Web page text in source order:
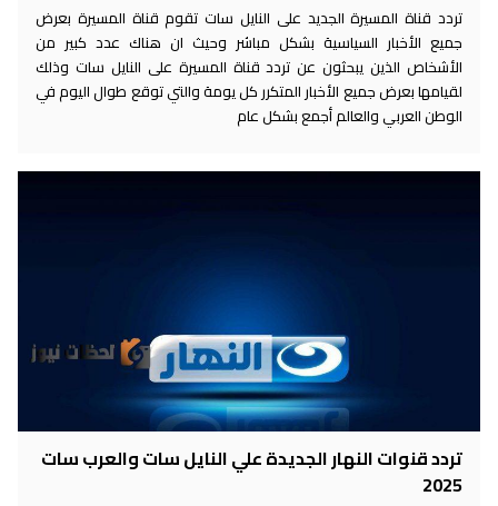
تردد قناة المسيرة الجديد على النايل سات تقوم قناة المسيرة بعرض
جميع الأخبار السياسية بشكل مباشر وحيث ان هناك عدد كبير من
الأشخاص الذين يبحثون عن تردد قناة المسيرة على النايل سات وذلك
لقيامها بعرض جميع الأخبار المتكرر كل يومة والتي توقع طوال اليوم في
الوطن العربي والعالم أجمع بشكل عام
تردد قنوات النهار الجديدة علي النايل سات والعرب سات
2025